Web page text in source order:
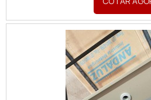
elétrica montado em uma
descobre a Pégaso Soluções
com alto know-how em banco